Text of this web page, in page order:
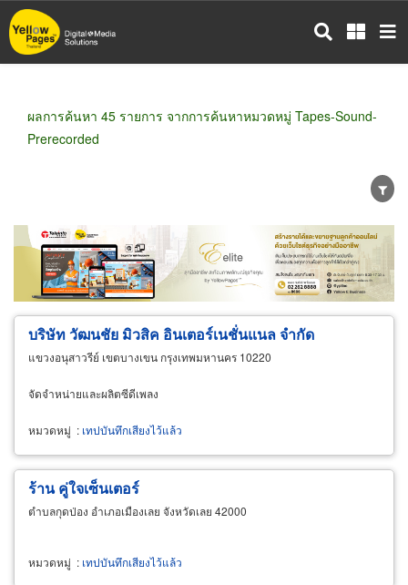
ข้าม
ไป
ผลการค้นหา 45 รายการ จากการค้นหาหมวดหมู่ Tapes-Sound-
Prerecorded
ขายส่ง ขายปลีก ผู้ผลิต
ตัวแทนจัดจำหน่าย
ผู้ส่งออก/นำเข้า
ธุรกิจบริการ
บริษัท วัฒนชัย มิวสิค อินเตอร์เนชั่นแนล จำกัด
แขวงอนุสาวรีย์ เขตบางเขน กรุงเทพมหานคร 10220
จัดจำหน่ายและผลิตซีดีเพลง
หมวดหมู่ : เทปบันทึกเสียงไว้แล้ว
ร้าน คู่ใจเซ็นเตอร์
ตำบลกุดป่อง อำเภอเมืองเลย จังหวัดเลย 42000
หมวดหมู่ : เทปบันทึกเสียงไว้แล้ว